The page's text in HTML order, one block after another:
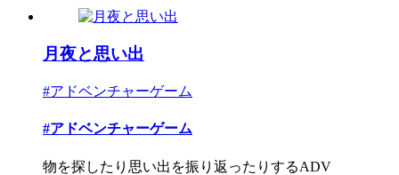
月夜と思い出
#アドベンチャーゲーム
#アドベンチャーゲーム
物を探したり思い出を振り返ったりするADV